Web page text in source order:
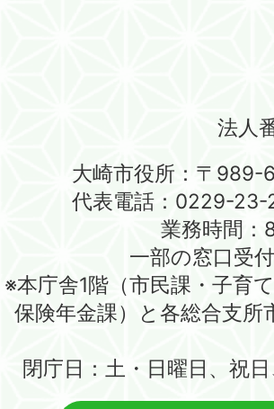
法人
大崎市役所：〒989-
代表電話：0229-23-
業務時間：
一部の窓口受
※本庁舎1階（市民課・子育
保険年金課）と各総合支
閉庁日：土・日曜日、祝